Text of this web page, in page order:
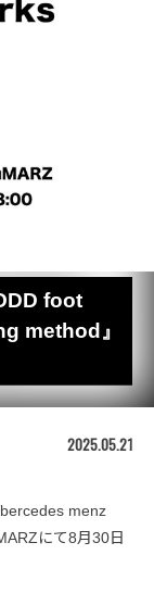
foot
method』
2025.05.21
menz
にて8月30日